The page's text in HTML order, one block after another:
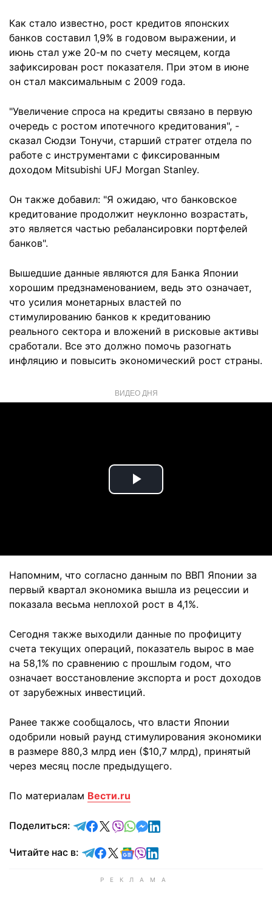
Как стало известно, рост кредитов японских
банков составил 1,9% в годовом выражении, и
июнь стал уже 20-м по счету месяцем, когда
зафиксирован рост показателя. При этом в июне
он стал максимальным с 2009 года.
"Увеличение спроса на кредиты связано в первую
очередь с ростом ипотечного кредитования", -
сказал Сюдзи Тонучи, старший стратег отдела по
работе с инструментами с фиксированным
доходом Mitsubishi UFJ Morgan Stanley.
Он также добавил: "Я ожидаю, что банковское
кредитование продолжит неуклонно возрастать,
это является частью ребалансировки портфелей
банков".
Вышедшие данные являются для Банка Японии
хорошим предзнаменованием, ведь это означает,
что усилия монетарных властей по
стимулированию банков к кредитованию
реального сектора и вложений в рисковые активы
сработали. Все это должно помочь разогнать
инфляцию и повысить экономический рост страны.
ВИДЕО ДНЯ
Play
Напомним, что согласно данным по ВВП Японии за
первый квартал экономика вышла из рецессии и
показала весьма неплохой рост в 4,1%.
Сегодня также выходили данные по профициту
счета текущих операций, показатель вырос в мае
на 58,1% по сравнению с прошлым годом, что
означает восстановление экспорта и рост доходов
от зарубежных инвестиций.
Ранее также сообщалось, что власти Японии
одобрили новый раунд стимулирования экономики
в размере 880,3 млрд иен ($10,7 млрд), принятый
через месяц после предыдущего.
По материалам Вести.ru
Поделиться: отправить в Telegram
поделиться в Facebook
поделиться в X
отправить в Viber
отправить в Whatsapp
отправить в Messenger
отправить в LinkedIn
Читайте нас в: Читайте в Telegram
Читайте в Facebook
Читайте в X
Читайте в Google news
Читайте в Viber
Читайте в LinkedIn